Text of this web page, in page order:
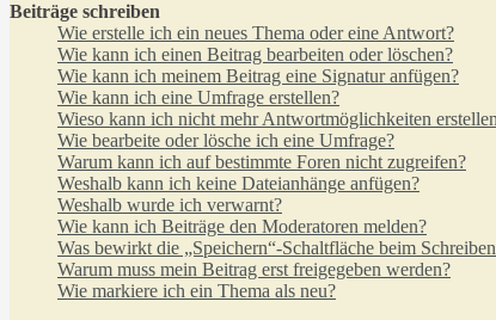
Beiträge schreiben
Wie erstelle ich ein neues Thema oder eine Antwort?
Wie kann ich einen Beitrag bearbeiten oder löschen?
Wie kann ich meinem Beitrag eine Signatur anfügen?
Wie kann ich eine Umfrage erstellen?
Wieso kann ich nicht mehr Antwortmöglichkeiten
Wie bearbeite oder lösche ich eine Umfrage?
Warum kann ich auf bestimmte Foren nicht zugreifen?
Weshalb kann ich keine Dateianhänge anfügen?
Weshalb wurde ich verwarnt?
Wie kann ich Beiträge den Moderatoren melden?
Was bewirkt die „Speichern“-Schaltfläche beim
Warum muss mein Beitrag erst freigegeben werden?
Wie markiere ich ein Thema als neu?